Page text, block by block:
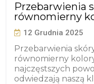
Przebarwienia
równomierny
12 Grudnia 2025
Przebarwienia
równomierny
najczęstszych
odwiedzają naszą